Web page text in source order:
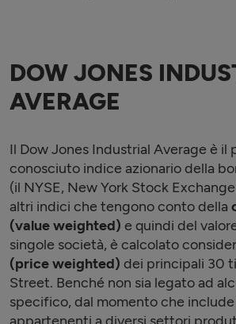
DOW JONES
AVERAGE
Il Dow Jones Industrial Average è il
conosciuto indice azionario della
(il NYSE, New York Stock
altri indici che tengono conto della
(value weighted) e quindi del
singole società, è calcolato
(price weighted) dei principali 30
Street. Benché non sia legato ad
specifico, dal momento che